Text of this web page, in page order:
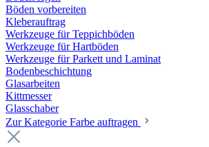
Böden vorbereiten
Kleberauftrag
Werkzeuge für Teppichböden
Werkzeuge für Hartböden
Werkzeuge für Parkett und Laminat
Bodenbeschichtung
Glasarbeiten
Kittmesser
Glasschaber
Zur Kategorie Farbe auftragen